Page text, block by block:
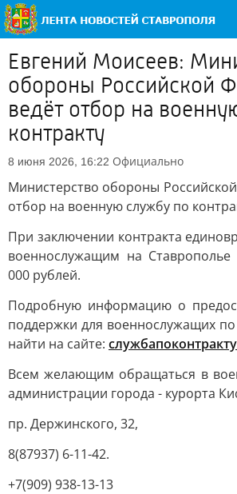
Евгений Моисеев:
обороны Российской
ведёт отбор на
контракту
8 июня 2026, 16:22 Официально
Министерство обороны
отбор на военную службу по
При заключении контракта
военнослужащим на Ставрополье
000 рублей.
Подробную информацию о
поддержки для военнослужащих
найти на сайте:
Всем желающим обращаться в
администрации города - курорта
пр. Держинского, 32,
8(87937) 6-11-42.
+7(909) 938-13-13